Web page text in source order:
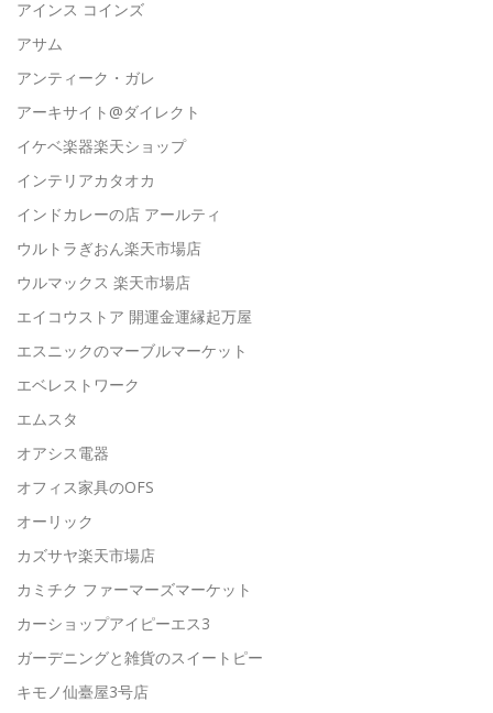
アインス コインズ
アサム
アンティーク・ガレ
アーキサイト@ダイレクト
イケベ楽器楽天ショップ
インテリアカタオカ
インドカレーの店 アールティ
ウルトラぎおん楽天市場店
ウルマックス 楽天市場店
エイコウストア 開運金運縁起万屋
エスニックのマーブルマーケット
エベレストワーク
エムスタ
オアシス電器
オフィス家具のOFS
オーリック
カズサヤ楽天市場店
カミチク ファーマーズマーケット
カーショップアイピーエス3
ガーデニングと雑貨のスイートピー
キモノ仙臺屋3号店